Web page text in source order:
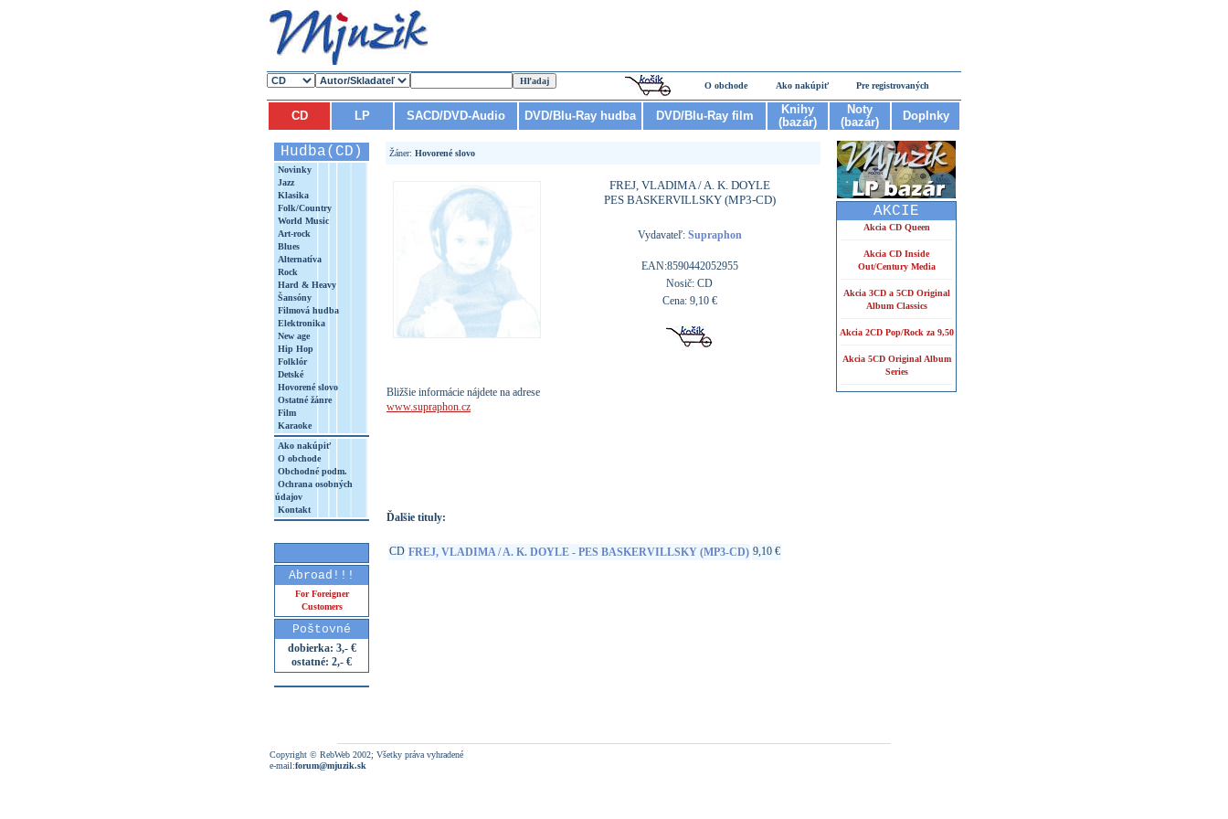
O obchode Ako nakúpiť Pre registrovaných
CD LP SACD/DVD-Audio DVD/Blu-Ray hudba DVD/Blu-Ray film
Knihy
(bazár)
Noty
(bazár)
Doplnky
Hudba(CD)
Novinky
Jazz
Klasika
Folk/Country
World Music
Art-rock
Blues
Alternatíva
Rock
Hard & Heavy
Šansóny
Filmová hudba
Elektronika
New age
Hip Hop
Folklór
Detské
Hovorené slovo
Ostatné žánre
Film
Karaoke
Ako nakúpiť
O obchode
Obchodné podm.
Ochrana osobných
údajov
Kontakt
Abroad!!!
For Foreigner
Customers
Poštovné
dobierka: 3,- €
ostatné: 2,- €
Žáner: Hovorené slovo
FREJ, VLADIMA / A. K. DOYLE
PES BASKERVILLSKY (MP3-CD)
Vydavateľ: Supraphon
EAN:8590442052955
Nosič: CD
Cena: 9,10 €
Bližšie informácie nájdete na adrese
www.supraphon.cz
Ďalšie tituly:
CD FREJ, VLADIMA / A. K. DOYLE - PES BASKERVILLSKY (MP3-CD) 9,10 €
AKCIE
Akcia CD Queen
Akcia CD Inside
Out/Century Media
Akcia 3CD a 5CD Original
Album Classics
Akcia 2CD Pop/Rock za 9,50
Akcia 5CD Original Album
Series
Copyright © RebWeb 2002; Všetky práva vyhradené
e-mail:forum@mjuzik.sk